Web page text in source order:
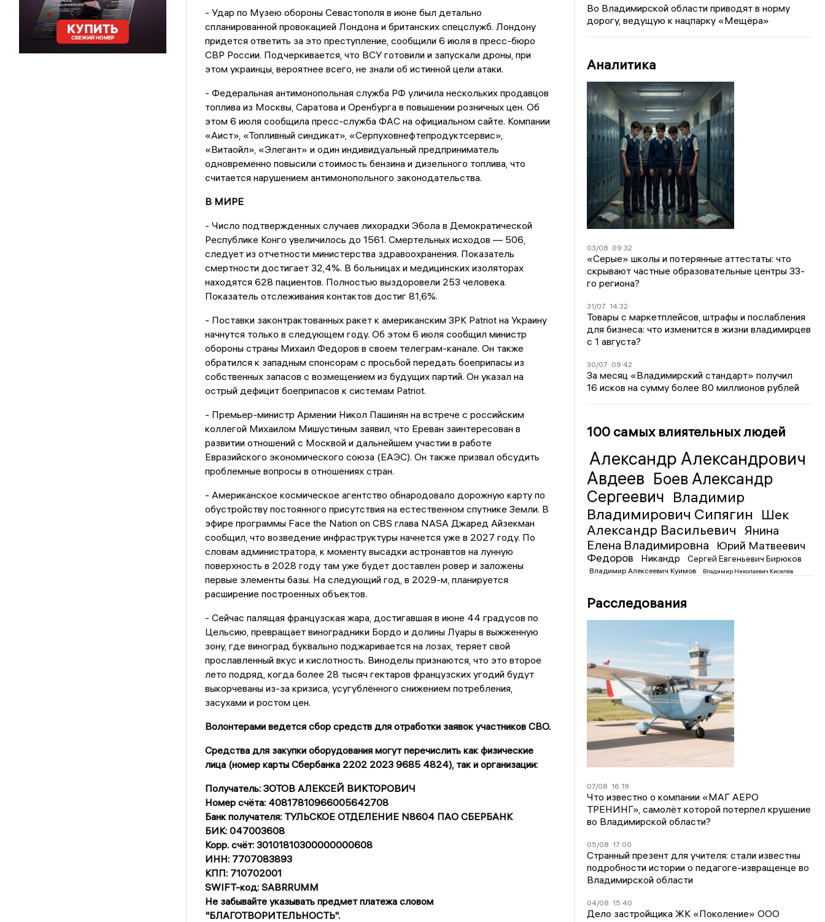
- Удар по Музею обороны Севастополя в июне был детально
спланированной провокацией Лондона и британских спецслужб. Лондону
придется ответить за это преступление, сообщили 6 июля в пресс-бюро
СВР России. Подчеркивается, что ВСУ готовили и запускали дроны, при
этом украинцы, вероятнее всего, не знали об истинной цели атаки.
- Федеральная антимонопольная служба РФ уличила нескольких продавцов
топлива из Москвы, Саратова и Оренбурга в повышении розничных цен. Об
этом 6 июля сообщила пресс-служба ФАС на официальном сайте. Компании
«Аист», «Топливный синдикат», «Серпуховнефтепродуктсервис»,
«Витаойл», «Элегант» и один индивидуальный предприниматель
одновременно повысили стоимость бензина и дизельного топлива, что
считается нарушением антимонопольного законодательства.
В МИРЕ
- Число подтвержденных случаев лихорадки Эбола в Демократической
Республике Конго увеличилось до 1561. Смертельных исходов — 506,
следует из отчетности министерства здравоохранения. Показатель
смертности достигает 32,4%. В больницах и медицинских изоляторах
находятся 628 пациентов. Полностью выздоровели 253 человека.
Показатель отслеживания контактов достиг 81,6%.
- Поставки законтрактованных ракет к американским ЗРК Patriot на Украину
начнутся только в следующем году. Об этом 6 июля сообщил министр
обороны страны Михаил Федоров в своем телеграм-канале. Он также
обратился к западным спонсорам с просьбой передать боеприпасы из
собственных запасов с возмещением из будущих партий. Он указал на
острый дефицит боеприпасов к системам Patriot.
- Премьер-министр Армении Никол Пашинян на встрече с российским
коллегой Михаилом Мишустиным заявил, что Ереван заинтересован в
развитии отношений с Москвой и дальнейшем участии в работе
Евразийского экономического союза (ЕАЭС). Он также призвал обсудить
проблемные вопросы в отношениях стран.
- Американское космическое агентство обнародовало дорожную карту по
обустройству постоянного присутствия на естественном спутнике Земли. В
эфире программы Face the Nation on CBS глава NASA Джаред Айзекман
сообщил, что возведение инфраструктуры начнется уже в 2027 году. По
словам администратора, к моменту высадки астронавтов на лунную
поверхность в 2028 году там уже будет доставлен ровер и заложены
первые элементы базы. На следующий год, в 2029-м, планируется
расширение построенных объектов.
- Сейчас палящая французская жара, достигавшая в июне 44 градусов по
Цельсию, превращает виноградники Бордо и долины Луары в выжженную
зону, где виноград буквально поджаривается на лозах, теряет свой
прославленный вкус и кислотность. Виноделы признаются, что это второе
лето подряд, когда более 28 тысяч гектаров французских угодий будут
выкорчеваны из-за кризиса, усугублённого снижением потребления,
засухами и ростом цен.
Волонтерами ведется сбор средств для отработки заявок участников СВО.
Средства для закупки оборудования могут перечислить как физические
лица (номер карты Сбербанка 2202 2023 9685 4824), так и организации:
Получатель: ЗОТОВ АЛЕКСЕЙ ВИКТОРОВИЧ
Номер счёта: 40817810966005642708
Банк получателя: ТУЛЬСКОЕ ОТДЕЛЕНИЕ N8604 ПАО СБЕРБАНК
БИК: 047003608
Корр. счёт: 30101810300000000608
ИНН: 7707083893
КПП: 710702001
SWIFT-код: SABRRUMM
Не забывайте указывать предмет платежа словом
"БЛАГОТВОРИТЕЛЬНОСТЬ".
Во Владимирской области приводят в норму
дорогу, ведущую к нацпарку «Мещёра»
Аналитика
03/08 09:32
«Серые» школы и потерянные аттестаты: что
скрывают частные образовательные центры 33-
го региона?
31/07 14:32
Товары с маркетплейсов, штрафы и послабления
для бизнеса: что изменится в жизни владимирцев
с 1 августа?
30/07 09:42
За месяц «Владимирский стандарт» получил
16 исков на сумму более 80 миллионов рублей
100 самых влиятельных людей
Александр Александрович
Авдеев Боев Александр
Сергеевич Владимир
Владимирович Сипягин Шек
Александр Васильевич
Янина
Елена Владимировна
Юрий Матвеевич
Федоров
Никандр Сергей Евгеньевич Бирюков
Владимир Алексеевич Куимов Владимир Николаевич Киселёв
Расследования
07/08 16:19
Что известно о компании «МАГ АЕРО
ТРЕНИНГ», самолёт которой потерпел крушение
во Владимирской области?
05/08 17:00
Странный презент для учителя: стали известны
подробности истории о педагоге-извращенце во
Владимирской области
04/08 15:40
Дело застройщика ЖК «Поколение» ООО